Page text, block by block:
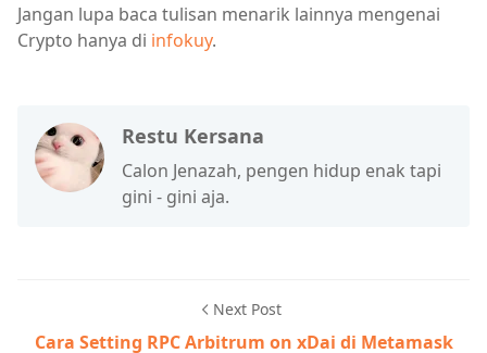
Jangan lupa baca tulisan menarik lainnya mengenai
Crypto hanya di infokuy.
Restu Kersana
Calon Jenazah, pengen hidup enak tapi
gini - gini aja.
Next Post
Cara Setting RPC Arbitrum on xDai di Metamask